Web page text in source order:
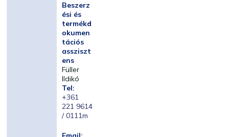
Beszerz
ési és
termékd
okumen
tációs
assziszt
ens
Füller
Ildikó
Tel:
+361
221 9614
/ 0111m